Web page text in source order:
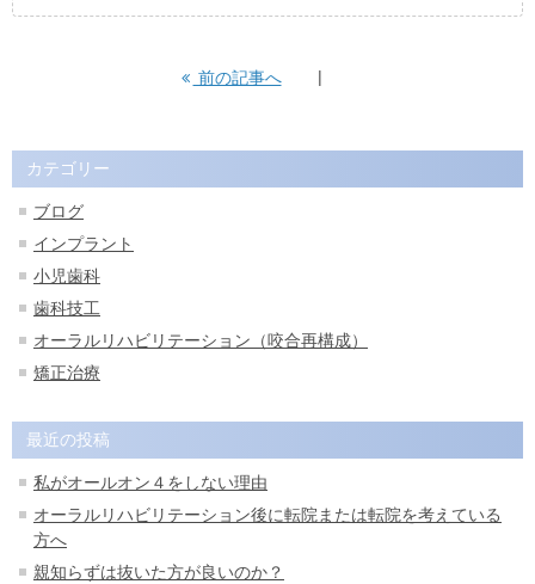
前の記事へ
カテゴリー
ブログ
インプラント
小児歯科
歯科技工
オーラルリハビリテーション（咬合再構成）
矯正治療
最近の投稿
私がオールオン４をしない理由
オーラルリハビリテーション後に転院または転院を考えている
方へ
親知らずは抜いた方が良いのか？